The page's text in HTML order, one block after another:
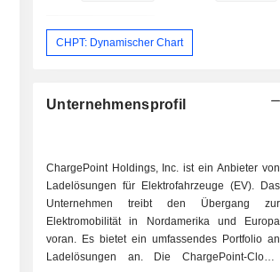
CHPT: Dynamischer Chart
Unternehmensprofil
ChargePoint Holdings, Inc. ist ein Anbieter von
Ladelösungen für Elektrofahrzeuge (EV). Das
Unternehmen treibt den Übergang zur
Elektromobilität in Nordamerika und Europa
voran. Es bietet ein umfassendes Portfolio an
Ladelösungen an. Die ChargePoint-Cloud-